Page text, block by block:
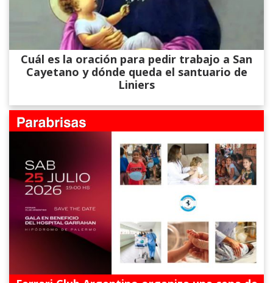
Cuál es la oración para pedir trabajo a San
Cayetano y dónde queda el santuario de
Liniers